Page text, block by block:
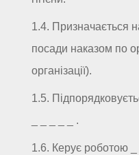
1.4. Призначається
посади наказом по
організації).
1.5.
_ _ _ _ _ .
1.6. Керує роботою